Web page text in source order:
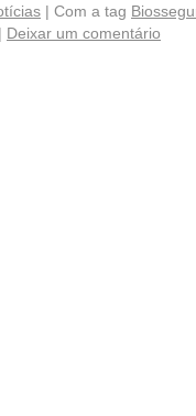
| Com a tag
| Deixar um comentário